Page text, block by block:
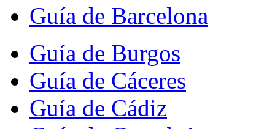
Guía de Barcelona
Guía de Burgos
Guía de Cáceres
Guía de Cádiz